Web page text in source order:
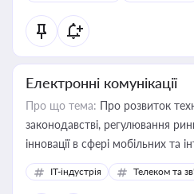
Електронні комунікації
Про що тема: Про розвиток
законодавстві, регулювання
інновації в сфері мобільних та
IT-індустрія Телеком та